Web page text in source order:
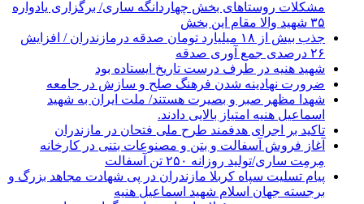
مشکلات روستاهای بخش چهاردانگه ساری/ برگزاری یادواره
۳۵ شهید والا مقام این بخش
جذب بیش از ۱۸ میلیارد تومان صدقه درمازندران / افزایش
۲۶ درصدی جمع آوری صدقه
شهید هنیه در طرف درست تاریخ ایستاده بود
ضرورت نهادینه شدن فرهنگ صلح و سازش در جامعه
شهدا مظهر صبر و بصیرت هستند/ ملت ایران به شهید
اسماعیل هنیه امتیاز بالایی دادند.
تاکید بر اجرای هدفمند طرح ملی فتحان در مازندران
آغاز فروش آسفالت و بتن و مصنوعات بتنی در کارخانه
مِرمِت ساری/تولید روزانه ۲۵۰ تن آسفالت
پیام تسلیت سپاه کربلا مازندران در پی شهادت مجاهد بزرگ و
برجسته جهان اسلام شهید اسماعیل هنیه